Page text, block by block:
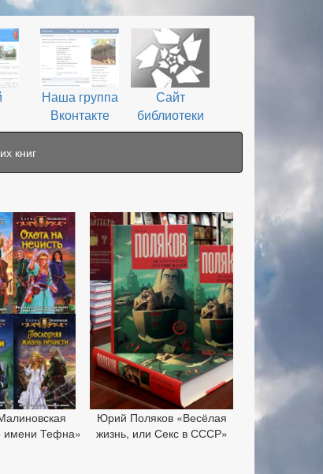
Наша группа
Вконтакте
Сайт
библиотеки
книг
имени Тефна»
Юрий Поляков «Весёлая
жизнь, или Секс в СССР»